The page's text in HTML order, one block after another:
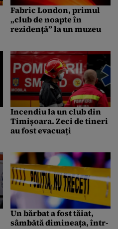
Fabric London, primul
„club de noapte în
rezidență” la un muzeu
Incendiu la un club din
Timișoara. Zeci de tineri
au fost evacuați
Un bărbat a fost tăiat,
sâmbătă dimineața, într-